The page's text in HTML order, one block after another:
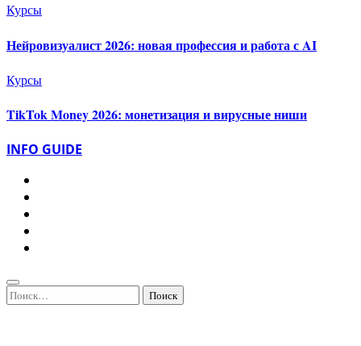
Курсы
Нейровизуалист 2026: новая профессия и работа с AI
Курсы
TikTok Money 2026: монетизация и вирусные ниши
INFO GUIDE
Найти: